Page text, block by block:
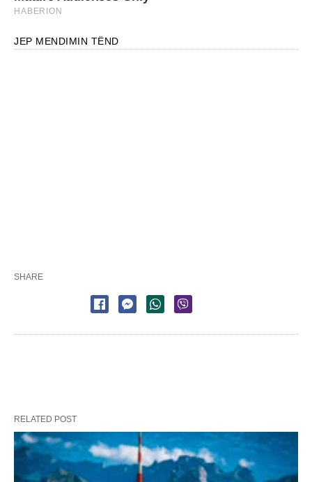
JEP MENDIMIN TËND
SHARE
RELATED POST